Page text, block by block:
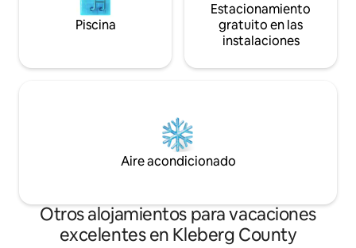
Piscina
Estacionamiento
gratuito en las
instalaciones
Aire acondicionado
Otros alojamientos para vacaciones
excelentes en Kleberg County